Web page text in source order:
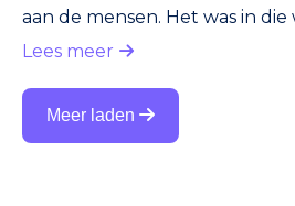
aan de mensen. Het was in
geschiedenis en verhalen
Die tijd mag dan voorbij zijn,
nalatenschap is vereeuwigd in
Lees meer
Meer laden